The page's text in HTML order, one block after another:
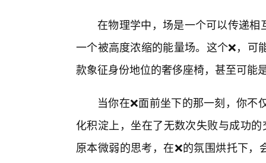
在物理学中，场是一个可以传递相
一个被高度浓缩的能量场。这个❌，
款象征身份地位的奢侈座椅，甚至可能
当你在❌面前坐下的那一刻，你
化积淀上，坐在了无数次失败与成功
原本微弱的思考，在❌的氛围烘托下